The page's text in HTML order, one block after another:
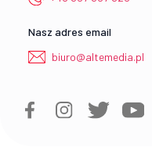
Nasz adres email
biuro@altemedia.pl